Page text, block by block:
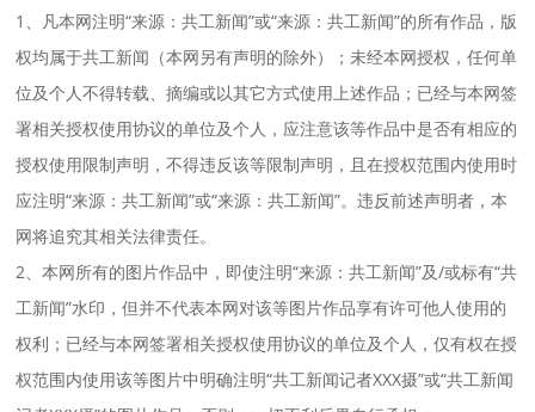
1、凡本网注明“来源：共工新闻”或“来源：共工新闻”的所有作品，版
权均属于共工新闻（本网另有声明的除外）；未经本网授权，任何单
位及个人不得转载、摘编或以其它方式使用上述作品；已经与本网签
署相关授权使用协议的单位及个人，应注意该等作品中是否有相应的
授权使用限制声明，不得违反该等限制声明，且在授权范围内使用时
应注明“来源：共工新闻”或“来源：共工新闻”。违反前述声明者，本
网将追究其相关法律责任。
2、本网所有的图片作品中，即使注明“来源：共工新闻”及/或标有“共
工新闻”水印，但并不代表本网对该等图片作品享有许可他人使用的
权利；已经与本网签署相关授权使用协议的单位及个人，仅有权在授
权范围内使用该等图片中明确注明“共工新闻记者XXX摄”或“共工新闻